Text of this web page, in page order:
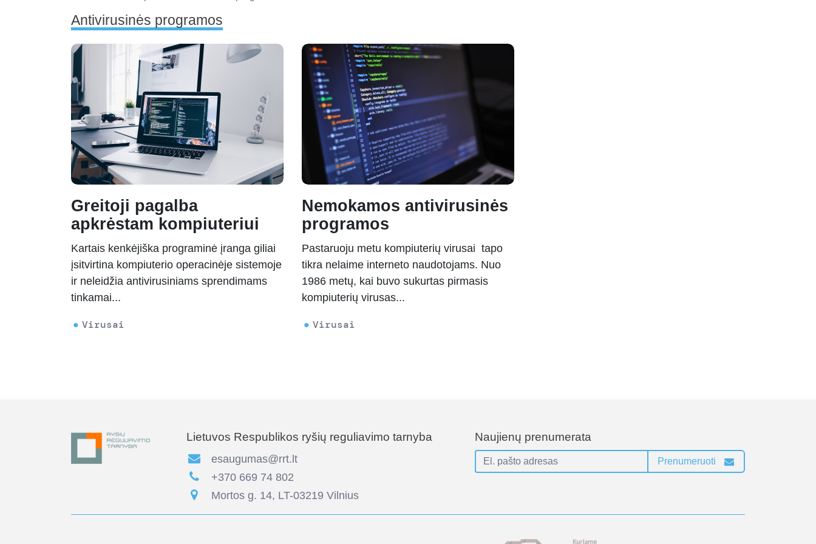
Antivirusinės programos
Greitoji pagalba
apkrėstam kompiuteriui
Kartais kenkėjiška programinė įranga giliai
įsitvirtina kompiuterio operacinėje sistemoje
ir neleidžia antivirusiniams sprendimams
tinkamai...
Virusai
Nemokamos antivirusinės
programos
Pastaruoju metu kompiuterių virusai tapo
tikra nelaime interneto naudotojams. Nuo
1986 metų, kai buvo sukurtas pirmasis
kompiuterių virusas...
Virusai
Lietuvos Respublikos ryšių reguliavimo tarnyba
esaugumas@rrt.lt
+370 669 74 802
Mortos g. 14, LT-03219 Vilnius
Naujienų prenumerata
Prenumeruoti